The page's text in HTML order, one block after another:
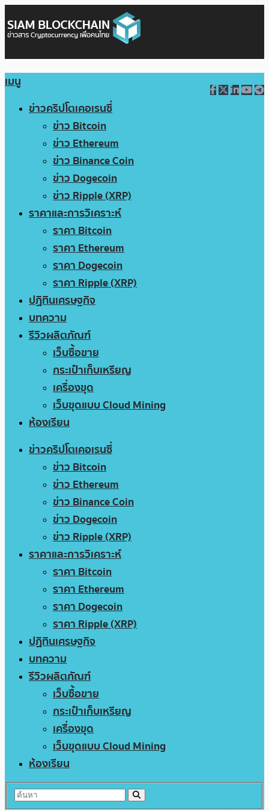
เมนู
ข่าวคริปโตเคอเรนซี่
ข่าว Bitcoin
ข่าว Ethereum
ข่าว Binance Coin
ข่าว Dogecoin
ข่าว Ripple (XRP)
ราคาและการวิเคราะห์
ราคา Bitcoin
ราคา Ethereum
ราคา Dogecoin
ราคา Ripple (XRP)
ปฏิทินเศรษฐกิจ
บทความ
รีวิวผลิตภัณฑ์
เว็บซื้อขาย
กระเป๋าเก็บเหรียญ
เครื่องขุด
เว็บขุดแบบ Cloud Mining
ห้องเรียน
ข่าวคริปโตเคอเรนซี่
ข่าว Bitcoin
ข่าว Ethereum
ข่าว Binance Coin
ข่าว Dogecoin
ข่าว Ripple (XRP)
ราคาและการวิเคราะห์
ราคา Bitcoin
ราคา Ethereum
ราคา Dogecoin
ราคา Ripple (XRP)
ปฏิทินเศรษฐกิจ
บทความ
รีวิวผลิตภัณฑ์
เว็บซื้อขาย
กระเป๋าเก็บเหรียญ
เครื่องขุด
เว็บขุดแบบ Cloud Mining
ห้องเรียน